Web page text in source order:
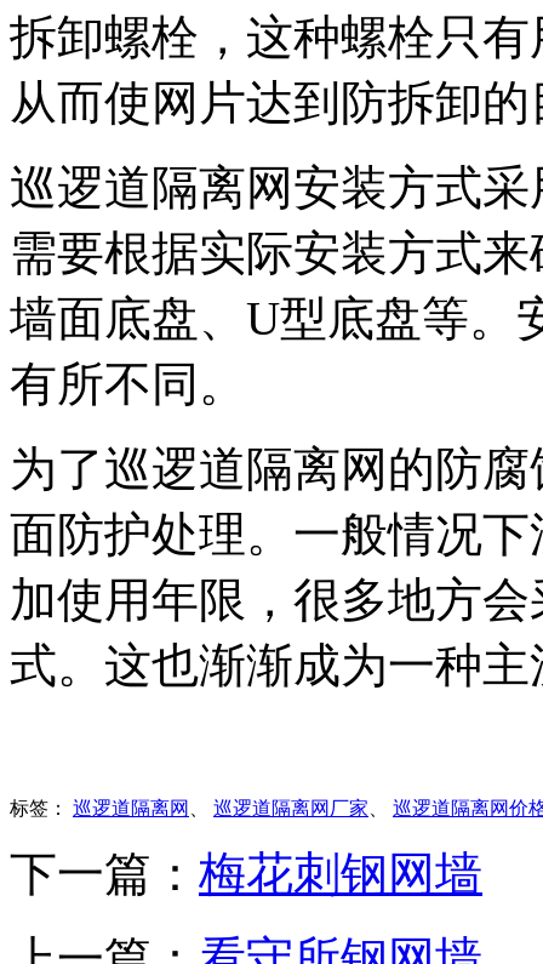
拆卸螺栓，这种螺栓只
从而使网片达到防拆卸
巡逻道隔离网安装方式
需要根据实际安装方式
墙面底盘、U型底盘等。
有所不同。
为了巡逻道隔离网的防
面防护处理。一般情况
加使用年限，很多地方
式。这也渐渐成为一种
标签： 巡逻道隔离网 、 巡逻道隔离网厂家、 巡逻道隔离网价
下一篇： 梅花刺钢网墙